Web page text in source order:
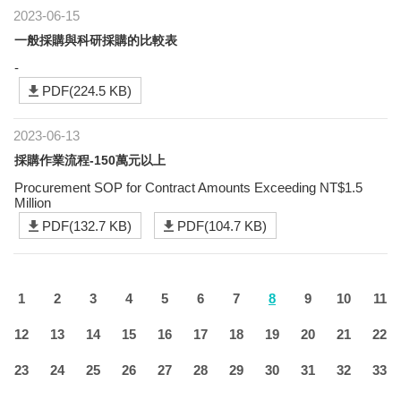
2023-06-15
一般採購與科研採購的比較表
-
PDF(224.5 KB)
2023-06-13
採購作業流程-150萬元以上
Procurement SOP for Contract Amounts Exceeding NT$1.5
Million
PDF(132.7 KB)
PDF(104.7 KB)
1 2 3 4 5 6 7 8 9 10 11
12 13 14 15 16 17 18 19 20 21 22
23 24 25 26 27 28 29 30 31 32 33